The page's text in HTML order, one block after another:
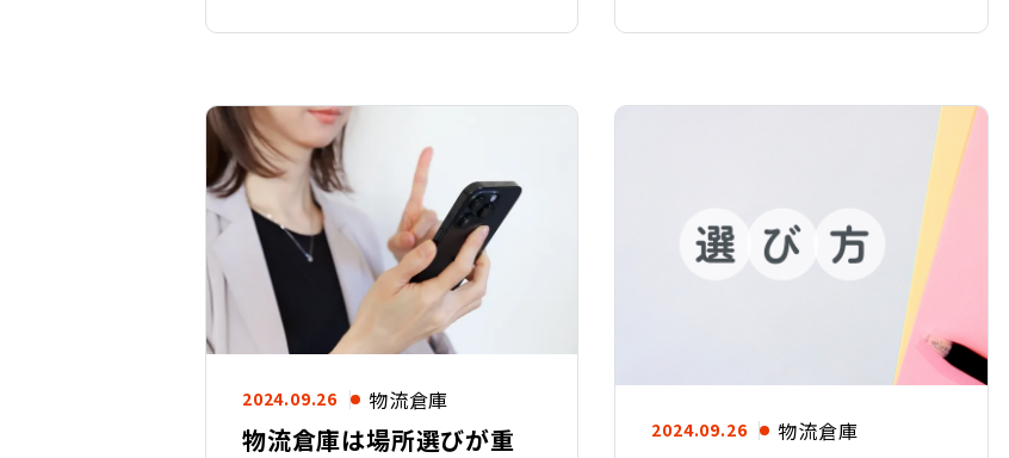
2024.09.26 物流倉庫
物流倉庫は場所選びが重
2024.09.26 物流倉庫